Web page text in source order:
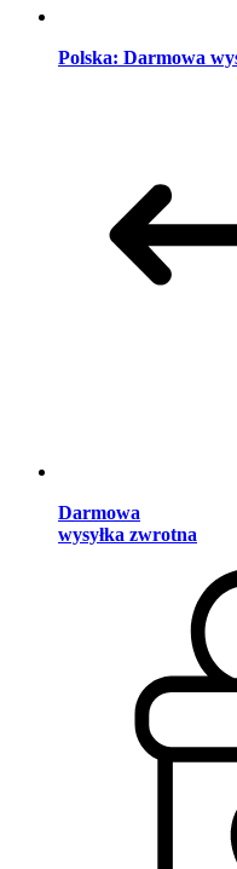
Polska: Darmowa
Darmowa
wysyłka zwrotna